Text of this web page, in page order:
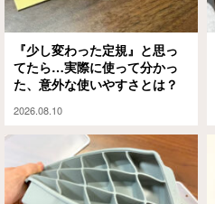
『少し変わった定規』と思っ
てたら…実際に使って分かっ
た、意外な使いやすさとは？
2026.08.10